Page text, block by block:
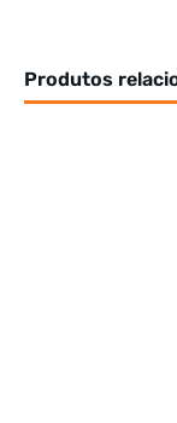
Produtos